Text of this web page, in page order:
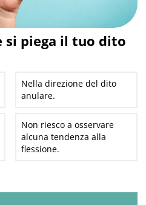
si piega il tuo dito
Nella direzione del dito
anulare.
Non riesco a osservare
alcuna tendenza alla
flessione.